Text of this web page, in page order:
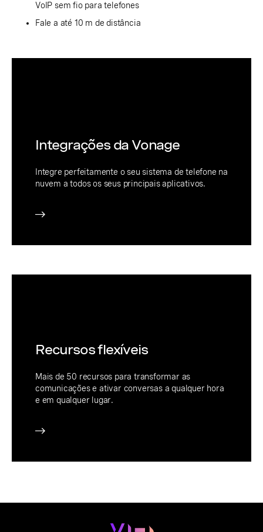
VoIP sem fio para telefones
Fale a até 10 m de distância
Integrações da Vonage
Integre perfeitamente o seu sistema de telefone na
nuvem a todos os seus principais aplicativos.
Recursos flexíveis
Mais de 50 recursos para transformar as
comunicações e ativar conversas a qualquer hora
e em qualquer lugar.